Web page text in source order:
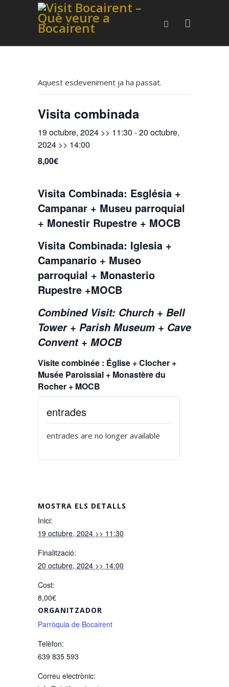
Aquest esdeveniment ja ha passat.
Visita combinada
19 octubre, 2024 >> 11:30 -20 octubre,
2024 >> 14:00
8,00€
Visita Combinada: Església +
Campanar + Museu parroquial
+ Monestir Rupestre + MOCB
Visita Combinada: Iglesia +
Campanario + Museo
parroquial + Monasterio
Rupestre +MOCB
Combined Visit: Church + Bell
Tower + Parish Museum + Cave
Convent + MOCB
Visite combinée : Église + Clocher +
Musée Paroissial + Monastère du
Rocher + MOCB
MOSTRA ELS DETALLS
Inici:
19 octubre, 2024 >> 11:30
Finalització:
20 octubre, 2024 >> 14:00
Cost:
8,00€
ORGANITZADOR
Parròquia de Bocairent
Telèfon:
639 835 593
Correu electrònic:
entrades
entrades are no longer available